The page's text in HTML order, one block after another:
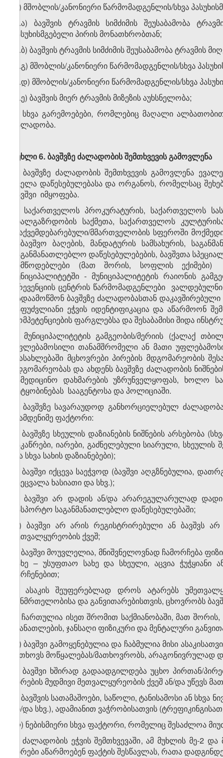
დ) მშობლის/კანონიერი წარმომადგენლის/სხვა
დ.ა) ბავშვის ტრავმის სიმძიმის შეუსაბამობა
პასუხისმგებელი პირის მონათხრობთან;
დ.ბ) ბავშვის ტრავმის სიმძიმის შეუსაბამობა ტრავმის
დ.გ) მშობლის/კანონიერი წარმომადგენლის/სხვა
დ.დ) მშობლის/კანონიერი წარმომადგენლის/სხვა
დ.ე) ბავშვის მიერ ტრავმის მიზეზის აუხსნელობა;
ე) სხვა გარემოებები, რომლებიც მაღალი
ძალადობა.
მუხლი6.ბავშვზეძალადობისშემთხვევისგამოვლენა
1. ბავშვზე ძალადობის შემთხვევის გამოვლენა
ყველა დაწესებულებასა და ორგანოს, რომელსაც
ბავშვი იმყოფება.
2. საქართველოს პროკურატურის, საქართველოს
ახალგაზრდობის საქმეთა, საქართველოს
დაქვემდებარებული/მმართველობის სფეროში
საბავშვო ბაღების, მანდატურის სამსახურის,
საგანმანათლებლო დაწესებულებების, ბავშვთა
მიმწოდებლები (მათ შორის, სოფლის ექიმები)
მუნიციპალიტეტში - მუნიციპალიტეტის რაიონის
პრევენციის ცენტრის წარმომადგენლები
გადაამოწმონ ბავშვზე ძალადობასთან
საფუძვლიანი ეჭვის იდენტიფიკაცია და აწარმოონ
კომპეტენციების ფარგლებსა და შესაბამისი შიდა
3. მუნიციპალიტეტის გამგეობის/მერიის (ქალაქ
უფლებამოსილი თანამშრომელი ან მათი
დასახლებაში მცხოვრები პირების მდგომარეობის
მდგომარეობას და ახდენს ბავშვზე ძალადობის
სამედიცინო დახმარების უზრუნველყოფას, ხოლო
შეტყობინებას სააგენტოსა და პოლიციაში.
4. ბავშვზე სავარაუდოდ განხორციელებულ
რამდენიმე ფაქტორი:
ა) ბავშვზე სხეულის დაზიანების ნიშნების არსებობა
ნაკაწრები, იარები, გაძნელებული სიარული,
და სხვა სახის დაზიანებები);
ბ) ბავშვი იქცევა საეჭვოდ (ბავშვი აღგზნებულია,
შეეცვალა ხასიათი და სხვ.);
გ) ბავშვი არ დადის ან/და არარეგულარულად
სასპორტო საგანმანათლებლო დაწესებულებაში;
დ) ბავშვი არ არის რეგისტრირებული ან ბავშვს
მეთვალყურეობის ქვეშ;
ე) ბავშვი მოუვლელია, მნიშვნელოვნად ჩამორჩება
სახე – უსუფთაო სახე და სხეული, აცვია ჭუჭყიანი
ნარჩენებით;
ვ) ასაკის შეუფერებლად დროს ატარებს
ჯანმრთელობისა და განვითარებისთვის, ცხოვრობს
ზ) ჩართულია ისეთ შრომით საქმიანობაში, მათ
(განათლების, ჯანსაღი ფიზიკური და მენტალური
თ) ბავშვი გამოყენებულია და ჩაბმულია მისი
(ითხოვს მოწყალებას/მათხოვრობს, არაგონივრულად
ი) ბავშვი ხშირად გადაადგილდება უცხო პირთან/
პირების მუდმივი მეთვალყურეობის ქვეშ ან/და უწევს
კ) ბავშვის სათამაშოები, საწოლი, ტანისამოსი ან
ან/და სხვ.), ადამიანით ვაჭრობისათვის
ლ) ნებისმიერი სხვა ფაქტორი, რომელიც შესაძლოა
5. ძალადობის ეჭვის შემთხვევაში, ამ მუხლის მე-2
პირები აწარმოებენ ფაქტის შესწავლას, რათა